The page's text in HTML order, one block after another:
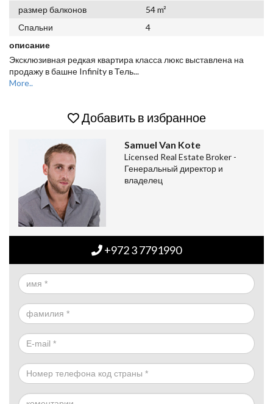
размер балконов
54 m²
Спальни
4
описание
Эксклюзивная редкая квартира класса люкс выставлена на
продажу в башне Infinity в Тель...
More..
Добавить в избранное
Samuel Van Kote
Licensed Real Estate Broker -
Генеральный директор и
владелец
+972 3 7791990